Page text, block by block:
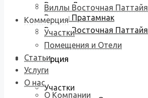
Виллы Джомтьен
Виллы Пратамнак
Виллы Восточная Паттайя
Коммерция
Участки
Виллы Восточная Паттайя
Коммерция
Участки
Помещения и Отели
Статьи
Услуги
О нас
О Компании